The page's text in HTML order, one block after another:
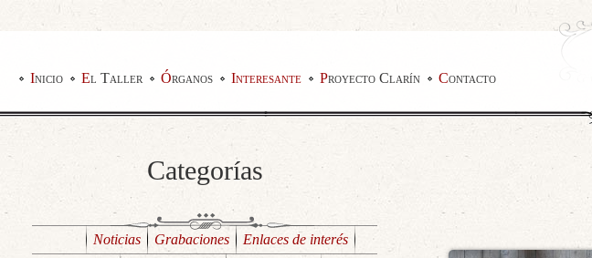
Inicio El Taller Órganos Interesante Proyecto Clarín Contacto
Categorías
Noticias Grabaciones
Enlaces de interés